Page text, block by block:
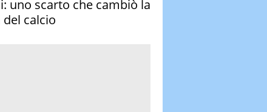
uno scarto che cambiò la
calcio